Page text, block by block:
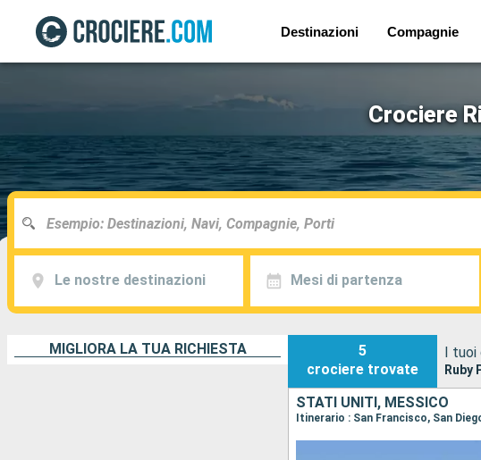
Destinazioni Compagnie
Crociere
Le nostre destinazioni Mesi di partenza
MIGLIORA LA TUA RICHIESTA
5
crociere trovate
I tuoi
Ruby
STATI UNITI, MESSICO
Itinerario : San Francisco, San